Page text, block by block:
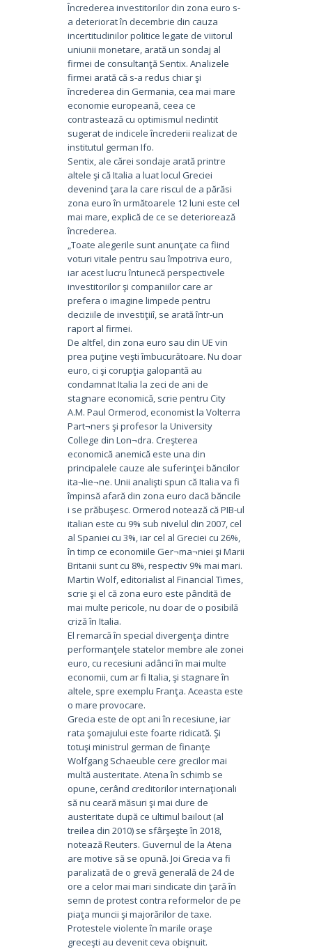
Încrederea investitorilor din zona euro s-
a deteriorat în decembrie din cauza
incertitudinilor politice legate de viitorul
uniunii monetare, arată un sondaj al
firmei de consultanţă Sentix. Analizele
firmei arată că s-a redus chiar şi
încrederea din Germania, cea mai mare
economie europeană, ceea ce
contrastează cu optimismul neclintit
sugerat de indicele încrederii realizat de
institutul german Ifo.
Sentix, ale cărei sondaje arată printre
altele şi că Italia a luat locul Greciei
devenind ţara la care riscul de a părăsi
zona euro în următoarele 12 luni este cel
mai mare, explică de ce se deteriorează
încrederea.
„Toate alegerile sunt anunţate ca fiind
voturi vitale pentru sau împotriva euro,
iar acest lucru întunecă perspectivele
investitorilor şi companiilor care ar
prefera o imagine limpede pentru
deciziile de investiţiiî, se arată într-un
raport al firmei.
De altfel, din zona euro sau din UE vin
prea puţine veşti îmbucurătoare. Nu doar
euro, ci şi corupţia galopantă au
condamnat Italia la zeci de ani de
stagnare economică, scrie pentru City
A.M. Paul Ormerod, economist la Volterra
Part¬ners şi profesor la University
College din Lon¬dra. Creşterea
economică anemică este una din
principalele cauze ale suferinţei băncilor
ita¬lie¬ne. Unii analişti spun că Italia va fi
împinsă afară din zona euro dacă băncile
i se prăbuşesc. Ormerod notează că PIB-ul
italian este cu 9% sub nivelul din 2007, cel
al Spaniei cu 3%, iar cel al Greciei cu 26%,
în timp ce economiile Ger¬ma¬niei şi Marii
Britanii sunt cu 8%, respectiv 9% mai mari.
Martin Wolf, editorialist al Financial Times,
scrie şi el că zona euro este pândită de
mai multe pericole, nu doar de o posibilă
criză în Italia.
El remarcă în special divergenţa dintre
performanţele statelor membre ale zonei
euro, cu recesiuni adânci în mai multe
economii, cum ar fi Italia, şi stagnare în
altele, spre exemplu Franţa. Aceasta este
o mare provocare.
Grecia este de opt ani în recesiune, iar
rata şomajului este foarte ridicată. Şi
totuşi ministrul german de finanţe
Wolfgang Schaeuble cere grecilor mai
multă austeritate. Atena în schimb se
opune, cerând creditorilor internaţionali
să nu ceară măsuri şi mai dure de
austeritate după ce ultimul bailout (al
treilea din 2010) se sfârşeşte în 2018,
notează Reuters. Guvernul de la Atena
are motive să se opună. Joi Grecia va fi
paralizată de o grevă generală de 24 de
ore a celor mai mari sindicate din ţară în
semn de protest contra reformelor de pe
piaţa muncii şi majorărilor de taxe.
Protestele violente în marile oraşe
greceşti au devenit ceva obişnuit.